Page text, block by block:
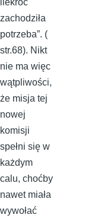
ilekroć
zachodziła
potrzeba”. (
str.68). Nikt
nie ma więc
wątpliwości,
że misja tej
nowej
komisji
spełni się w
każdym
calu, choćby
nawet miała
wywołać